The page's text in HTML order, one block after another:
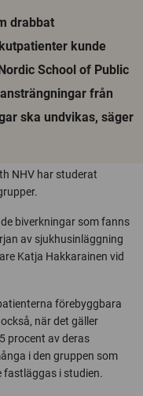
drabbat
kunde
School of Public
från
ska undvikas, säger
NHV har studerat
biverkningar som fanns
av sjukhusinläggning
Katja Hakkarainen vid
förebyggbara
när det gäller
procent av deras
i den gruppen som
fastläggas i studien.